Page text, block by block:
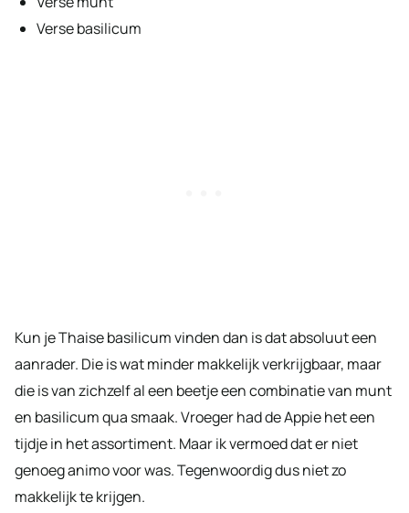
Verse basilicum
Kun je Thaise basilicum vinden dan is dat absoluut een
aanrader. Die is wat minder makkelijk verkrijgbaar, maar
die is van zichzelf al een beetje een combinatie van munt
en basilicum qua smaak. Vroeger had de Appie het een
tijdje in het assortiment. Maar ik vermoed dat er niet
genoeg animo voor was. Tegenwoordig dus niet zo
makkelijk te krijgen.